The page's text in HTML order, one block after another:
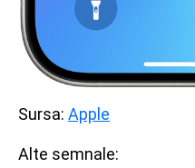
Sursa: Apple
Alte semnale: